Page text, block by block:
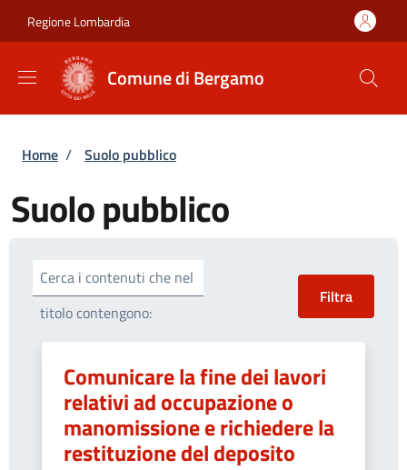
Regione Lombardia
Comune di Bergamo
Briciole di pane
Home / Suolo pubblico
Suolo pubblico
Cerca i contenuti che nel
titolo contengono:
Comunicare la fine dei lavori
relativi ad occupazione o
manomissione e richiedere la
restituzione del deposito